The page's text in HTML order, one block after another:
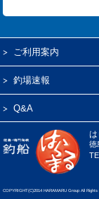
ご利用案内
釣場速報
Q&A
徳
COPYRIGHT(C)2014 HARAMARU Group All Rights